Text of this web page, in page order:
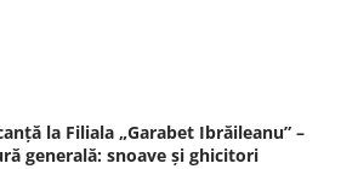
la Filiala „Garabet Ibrăileanu” –
generală: snoave și ghicitori